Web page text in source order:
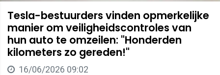
Tesla-bestuurders vinden opmerkelijke
manier om veiligheidscontroles van
hun auto te omzeilen: "Honderden
kilometers zo gereden!"
16/06/2026 09:02